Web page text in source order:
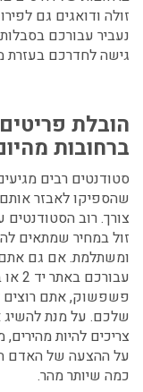
זולה ודואגים גם
נעביר עבורכם
גישה לחדרכם בעזרת
הובלת
ברחובות
סטודנטים רבים
שהספיקו לאבזר
צורך. רוב
זול במחיר שמתאים
ומשתלמת. אם גם
פשפשוק, אתם רוצים
שלכם. על מנת להשיג
צריכים להיות
על ההצעה של האדם
כמה שיותר מהר.